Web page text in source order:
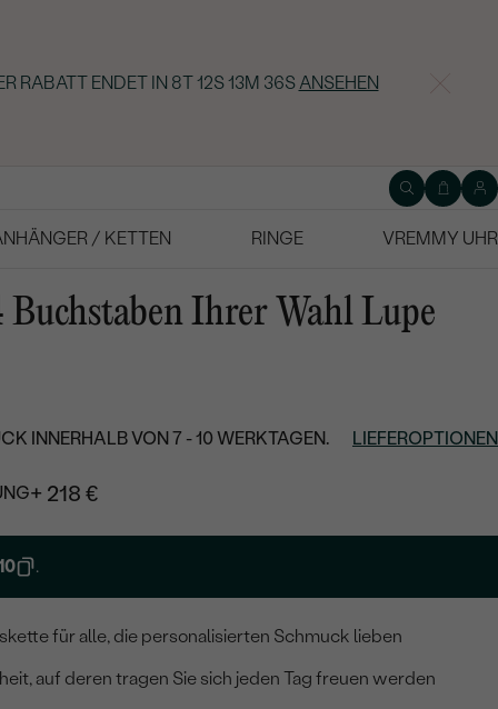
RABATT ENDET IN 8T 12S 13M 35S ANSEHEN
/ KETTEN RINGE
VREMMY UHR
Ihrer Wahl Lupe
INNERHALB VON 7 - 10 WERKTAGEN. LIEFEROPTIONEN
+ 218 €
.
für alle, die personalisierten Schmuck lieben
auf deren tragen Sie sich jeden Tag freuen werden